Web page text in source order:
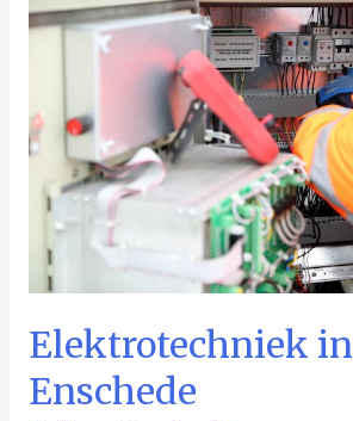
in
Kunststof
Enschede
Elektrotechniek in
Enschede